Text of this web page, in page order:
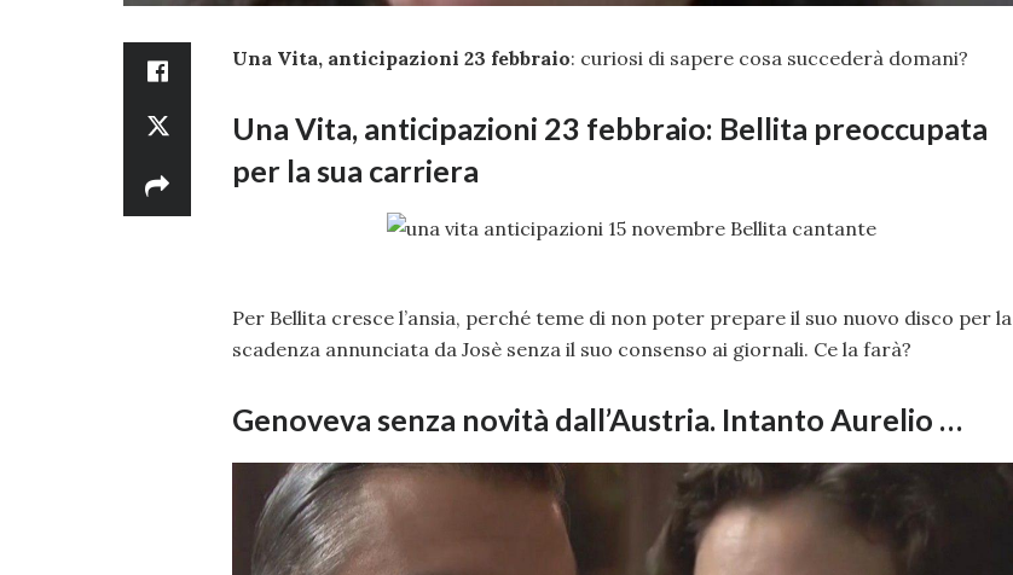
Una Vita, anticipazioni 23 febbraio: curiosi di sapere cosa succederà domani?
Una Vita, anticipazioni 23 febbraio: Bellita preoccupata
per la sua carriera
Per Bellita cresce l’ansia, perché teme di non poter prepare il suo nuovo disco per la
scadenza annunciata da Josè senza il suo consenso ai giornali. Ce la farà?
Genoveva senza novità dall’Austria. Intanto Aurelio …